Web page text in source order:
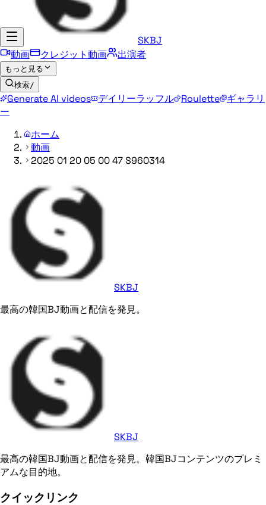
SKBJ
動画
クレジット動画 出演者
もっと見る
検索/
Generate AI videos デイリーラッフル Roulette
ギャラリ
ー
ホーム
動画
2025 01 20 05 00 47 S960314
SKBJ
最高の韓国BJ動画と配信を発見。
SKBJ
最高の韓国BJ動画と配信を発見。韓国BJコンテンツのプレミ
アムな目的地。
クイックリンク